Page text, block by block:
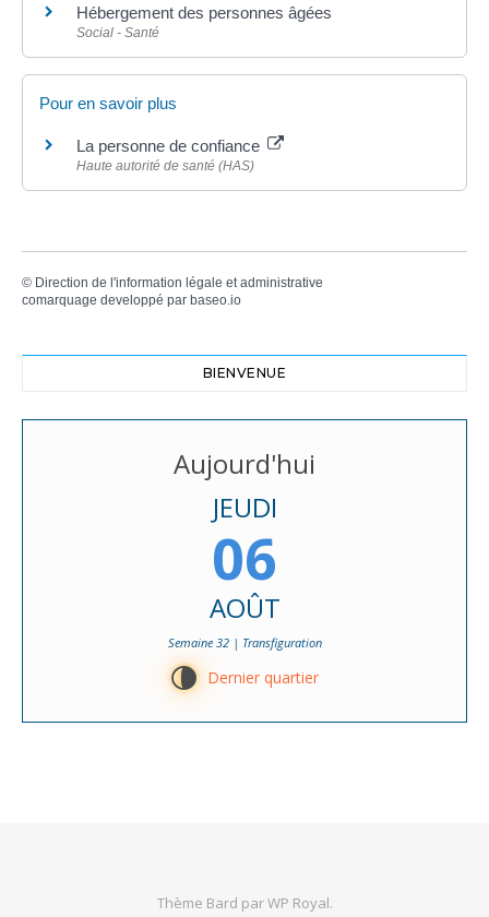
Hébergement des personnes âgées
Social - Santé
Pour en savoir plus
La personne de confiance
Haute autorité de santé (HAS)
© Direction de l'information légale et administrative
comarquage developpé par baseo.io
BIENVENUE
Aujourd'hui
JEUDI
06
AOÛT
Semaine 32 | Transfiguration
U Dernier quartier
Thème Bard parWP Royal.